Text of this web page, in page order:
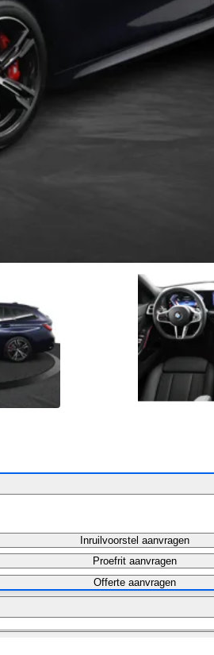
Inruilvoorstel aanvragen
Proefrit aanvragen
Offerte aanvragen